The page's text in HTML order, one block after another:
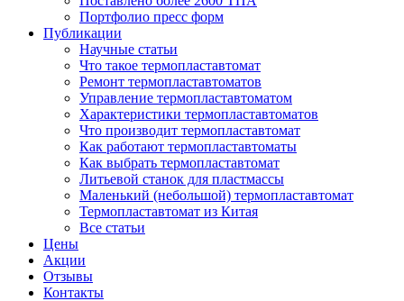
Портфолио пресс форм
Публикации
Научные статьи
Что такое термопластавтомат
Ремонт термопластавтоматов
Управление термопластавтоматом
Характеристики термопластавтоматов
Что производит термопластавтомат
Как работают термопластавтоматы
Как выбрать термопластавтомат
Литьевой станок для пластмассы
Маленький (небольшой) термопластавтомат
Термопластавтомат из Китая
Все статьи
Цены
Акции
Отзывы
Контакты